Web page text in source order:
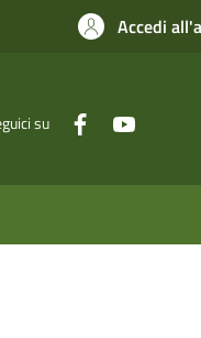
Accedi
su